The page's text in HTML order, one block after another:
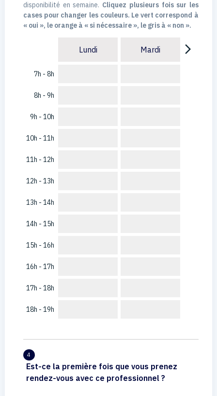
disponibilité en semaine. Cliquez plusieurs fois sur les
cases pour changer les couleurs. Le vert correspond à
« oui », le orange à « si nécessaire », le gris à « non ».
7h - 8h
8h - 9h
9h - 10h
10h - 11h
11h - 12h
12h - 13h
13h - 14h
14h - 15h
15h - 16h
16h - 17h
17h - 18h
18h - 19h
Lundi Mardi arrow_forward_ios
4
Est-ce la première fois que vous prenez
rendez-vous avec ce professionnel ?